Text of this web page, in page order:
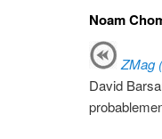
Noam
ZMag
David